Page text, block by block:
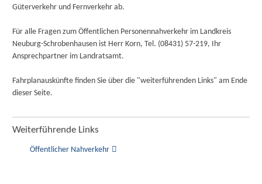
Güterverkehr und Fernverkehr ab.
Für alle Fragen zum Öffentlichen Personennahverkehr im Landkreis
Neuburg-Schrobenhausen ist Herr Korn, Tel. (08431) 57-219, Ihr
Ansprechpartner im Landratsamt.
Fahrplanauskünfte finden Sie über die "weiterführenden Links" am Ende
dieser Seite.
Weiterführende Links
Öffentlicher Nahverkehr